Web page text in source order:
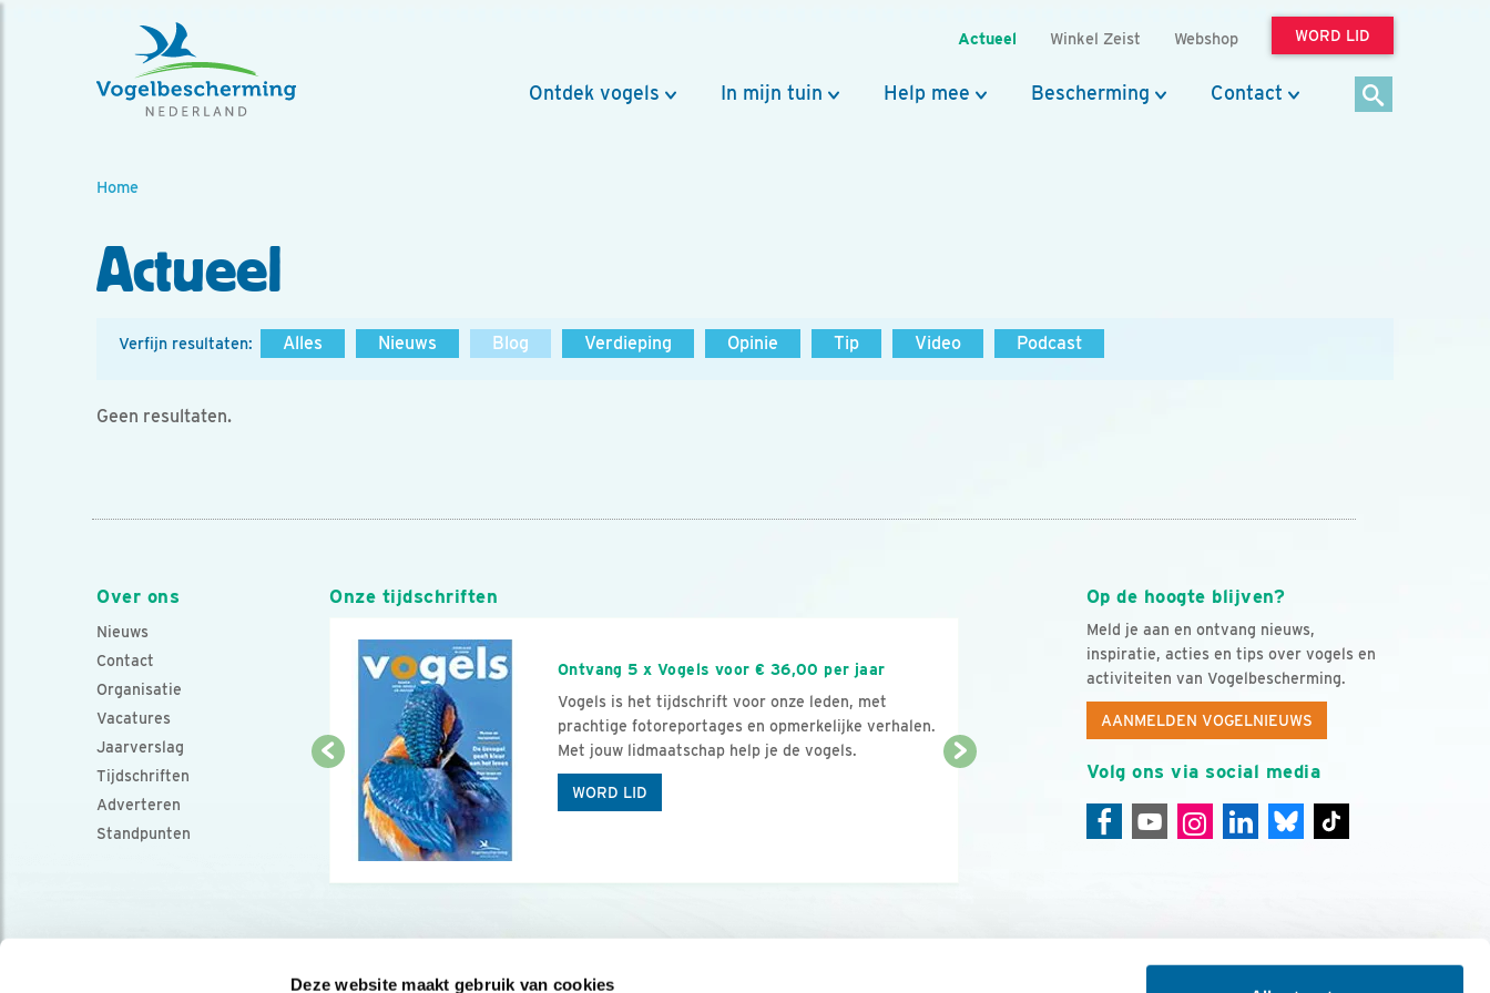
Deze website maakt gebruik van cookies
Actueel Winkel Zeist Webshop WORD LID
Ontdek vogels In mijn tuin Help mee Bescherming Contact
Home
Actueel
Verfijn resultaten: Alles Nieuws Blog Verdieping Opinie Tip Video Podcast
Geen resultaten.
Over ons
Nieuws
Contact
Organisatie
Vacatures
Jaarverslag
Tijdschriften
Adverteren
Standpunten
Op de hoogte blijven?
Meld je aan en ontvang nieuws,
inspiratie, acties en tips over vogels en
activiteiten van Vogelbescherming.
AANMELDEN VOGELNIEUWS
Volg ons via social media
Onze tijdschriften
Ontvang 5 x Vogels voor € 36,00 per jaar
Vogels is het tijdschrift voor onze leden, met
prachtige fotoreportages en opmerkelijke verhalen.
Met jouw lidmaatschap help je de vogels.
WORD LID